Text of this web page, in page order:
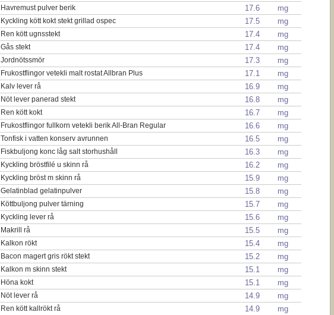
Havremust pulver berik 17.6
mg
Kyckling kött kokt stekt grillad ospec 17.5
mg
Ren kött ugnsstekt 17.4
mg
Gås stekt 17.4
mg
Jordnötssmör 17.3
mg
Frukostflingor vetekli malt rostat Allbran Plus 17.1
mg
Kalv lever rå 16.9
mg
Nöt lever panerad stekt 16.8
mg
Ren kött kokt 16.7
mg
Frukostflingor fullkorn vetekli berik All-Bran Regular 16.6
mg
Tonfisk i vatten konserv avrunnen 16.5
mg
Fiskbuljong konc låg salt storhushåll 16.3
mg
Kyckling bröstfilé u skinn rå 16.2
mg
Kyckling bröst m skinn rå 15.9
mg
Gelatinblad gelatinpulver 15.8
mg
Köttbuljong pulver tärning 15.7
mg
Kyckling lever rå 15.6
mg
Makrill rå 15.5
mg
Kalkon rökt 15.4
mg
Bacon magert gris rökt stekt 15.2
mg
Kalkon m skinn stekt 15.1
mg
Höna kokt 15.1
mg
Nöt lever rå 14.9
mg
Ren kött kallrökt rå 14.9
mg